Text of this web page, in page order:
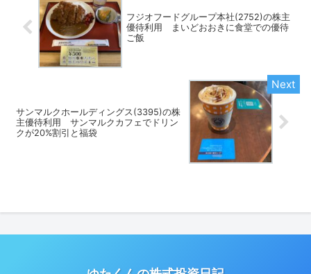
フジオフードグループ本社(2752)の株主
優待利用 まいどおおきに食堂での優待
ご飯
サンマルクホールディングス(3395)の株
主優待利用 サンマルクカフェでドリン
クが20%割引と福袋